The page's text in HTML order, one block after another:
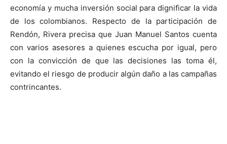
economía y mucha inversión social para dignificar la vida
de los colombianos. Respecto de la participación de
Rendón, Rivera precisa que Juan Manuel Santos cuenta
con varios asesores a quienes escucha por igual, pero
con la convicción de que las decisiones las toma él,
evitando el riesgo de producir algún daño a las campañas
contrincantes.